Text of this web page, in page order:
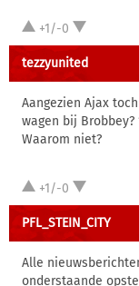
+1/-0
tezzyunited
Aangezien Ajax
wagen bij
Waarom niet?
+1/-0
PFL_STEIN_CITY
Alle
onderstaande